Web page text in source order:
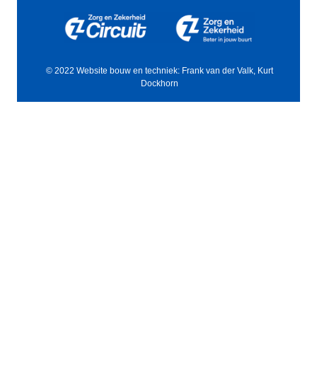
© 2022 Website bouw en techniek: Frank van der Valk, Kurt
Dockhorn